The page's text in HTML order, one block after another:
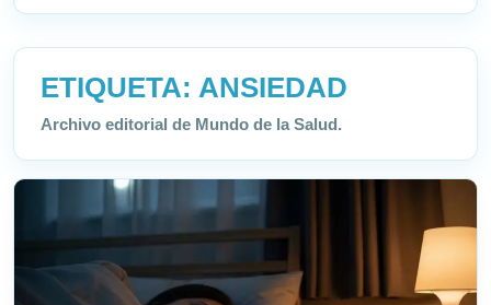
ETIQUETA: ANSIEDAD
Archivo editorial de Mundo de la Salud.